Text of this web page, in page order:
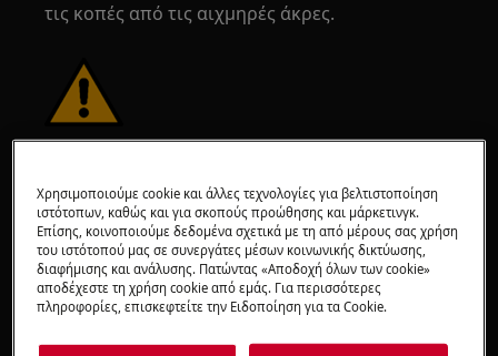
τις κοπές από τις αιχμηρές άκρες.
Χρησιμοποιούμε cookie και άλλες τεχνολογίες για βελτιστοποίηση
ιστότοπων, καθώς και για σκοπούς προώθησης και μάρκετινγκ.
Επίσης, κοινοποιούμε δεδομένα σχετικά με τη από μέρους σας χρήση
του ιστότοπού μας σε συνεργάτες μέσων κοινωνικής δικτύωσης,
διαφήμισης και ανάλυσης. Πατώντας «Αποδοχή όλων των cookie»
αποδέχεστε τη χρήση cookie από εμάς. Για περισσότερες
πληροφορίες, επισκεφτείτε την Ειδοποίηση για τα Cookie.